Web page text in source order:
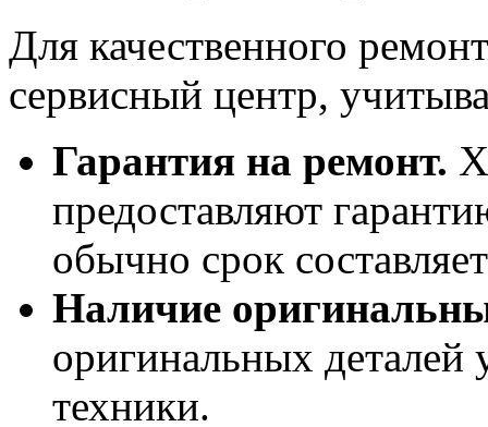
Для качественного
сервисный центр,
Гарантия на ремонт.
предоставляют
обычно срок
Наличие
оригинальных деталей
техники.